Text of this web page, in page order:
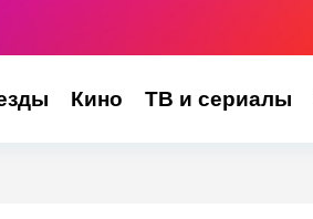
Кино ТВ и сериалы